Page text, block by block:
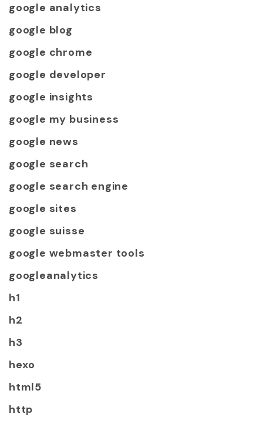
google analytics
google blog
google chrome
google developer
google insights
google my business
google news
google search
google search engine
google sites
google suisse
google webmaster tools
googleanalytics
h1
h2
h3
hexo
html5
http